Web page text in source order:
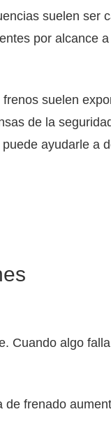
suelen ser
por alcance
suelen
de la
puede ayudarle a
Cuando algo
de frenado